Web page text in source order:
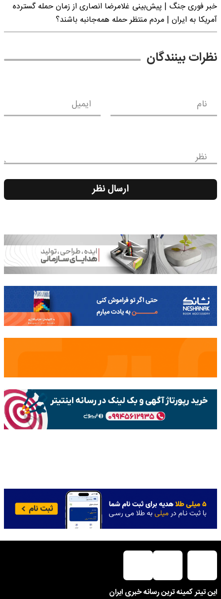
خبر فوری جنگ | پیش‌بینی غلامرضا انصاری از زمان حمله گسترده
آمریکا به ایران | مردم منتظر حمله همه‌جانبه باشند؟
نظرات بینندگان
نام ایمیل
نظر
ارسال نظر
این تیتر کمینه ترین رسانه خبری ایران